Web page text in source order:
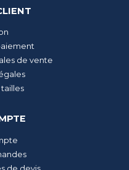
de vente
de devis